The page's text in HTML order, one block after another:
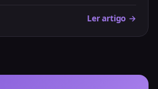
Ler artigo →